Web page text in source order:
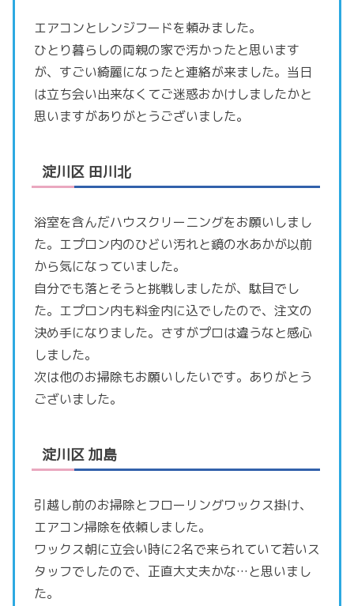
エアコンとレンジフードを頼みました。
ひとり暮らしの両親の家で汚かったと思います
が、すごい綺麗になったと連絡が来ました。当日
は立ち会い出来なくてご迷惑おかけしましたかと
思いますがありがとうございました。
淀川区 田川北
浴室を含んだハウスクリーニングをお願いしまし
た。エプロン内のひどい汚れと鏡の水あかが以前
から気になっていました。
自分でも落とそうと挑戦しましたが、駄目でし
た。エプロン内も料金内に込でしたので、注文の
決め手になりました。さすがプロは違うなと感心
しました。
次は他のお掃除もお願いしたいです。ありがとう
ございました。
淀川区 加島
引越し前のお掃除とフローリングワックス掛け、
エアコン掃除を依頼しました。
ワックス朝に立会い時に2名で来られていて若いス
タッフでしたので、正直大丈夫かな…と思いまし
た。